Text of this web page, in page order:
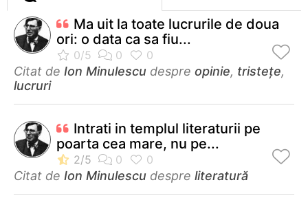
Ma uit la toate lucrurile de doua
ori: o data ca sa fiu...
Citat de Ion Minulescu despre opinie, tristețe,
lucruri
Intrati in templul literaturii pe
poarta cea mare, nu pe...
Citat de Ion Minulescu despre literatură